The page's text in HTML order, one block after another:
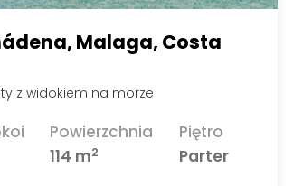
Malaga, Costa
z widokiem na morze
Powierzchnia
114 m2
Piętro
Parter